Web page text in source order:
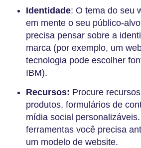
Identidade: O tema do seu
em mente o seu público-
precisa pensar sobre a
marca (por exemplo, um
tecnologia pode escolher
IBM).
Recursos: Procure
produtos, formulários de
mídia social
ferramentas você precisa
um modelo de website.